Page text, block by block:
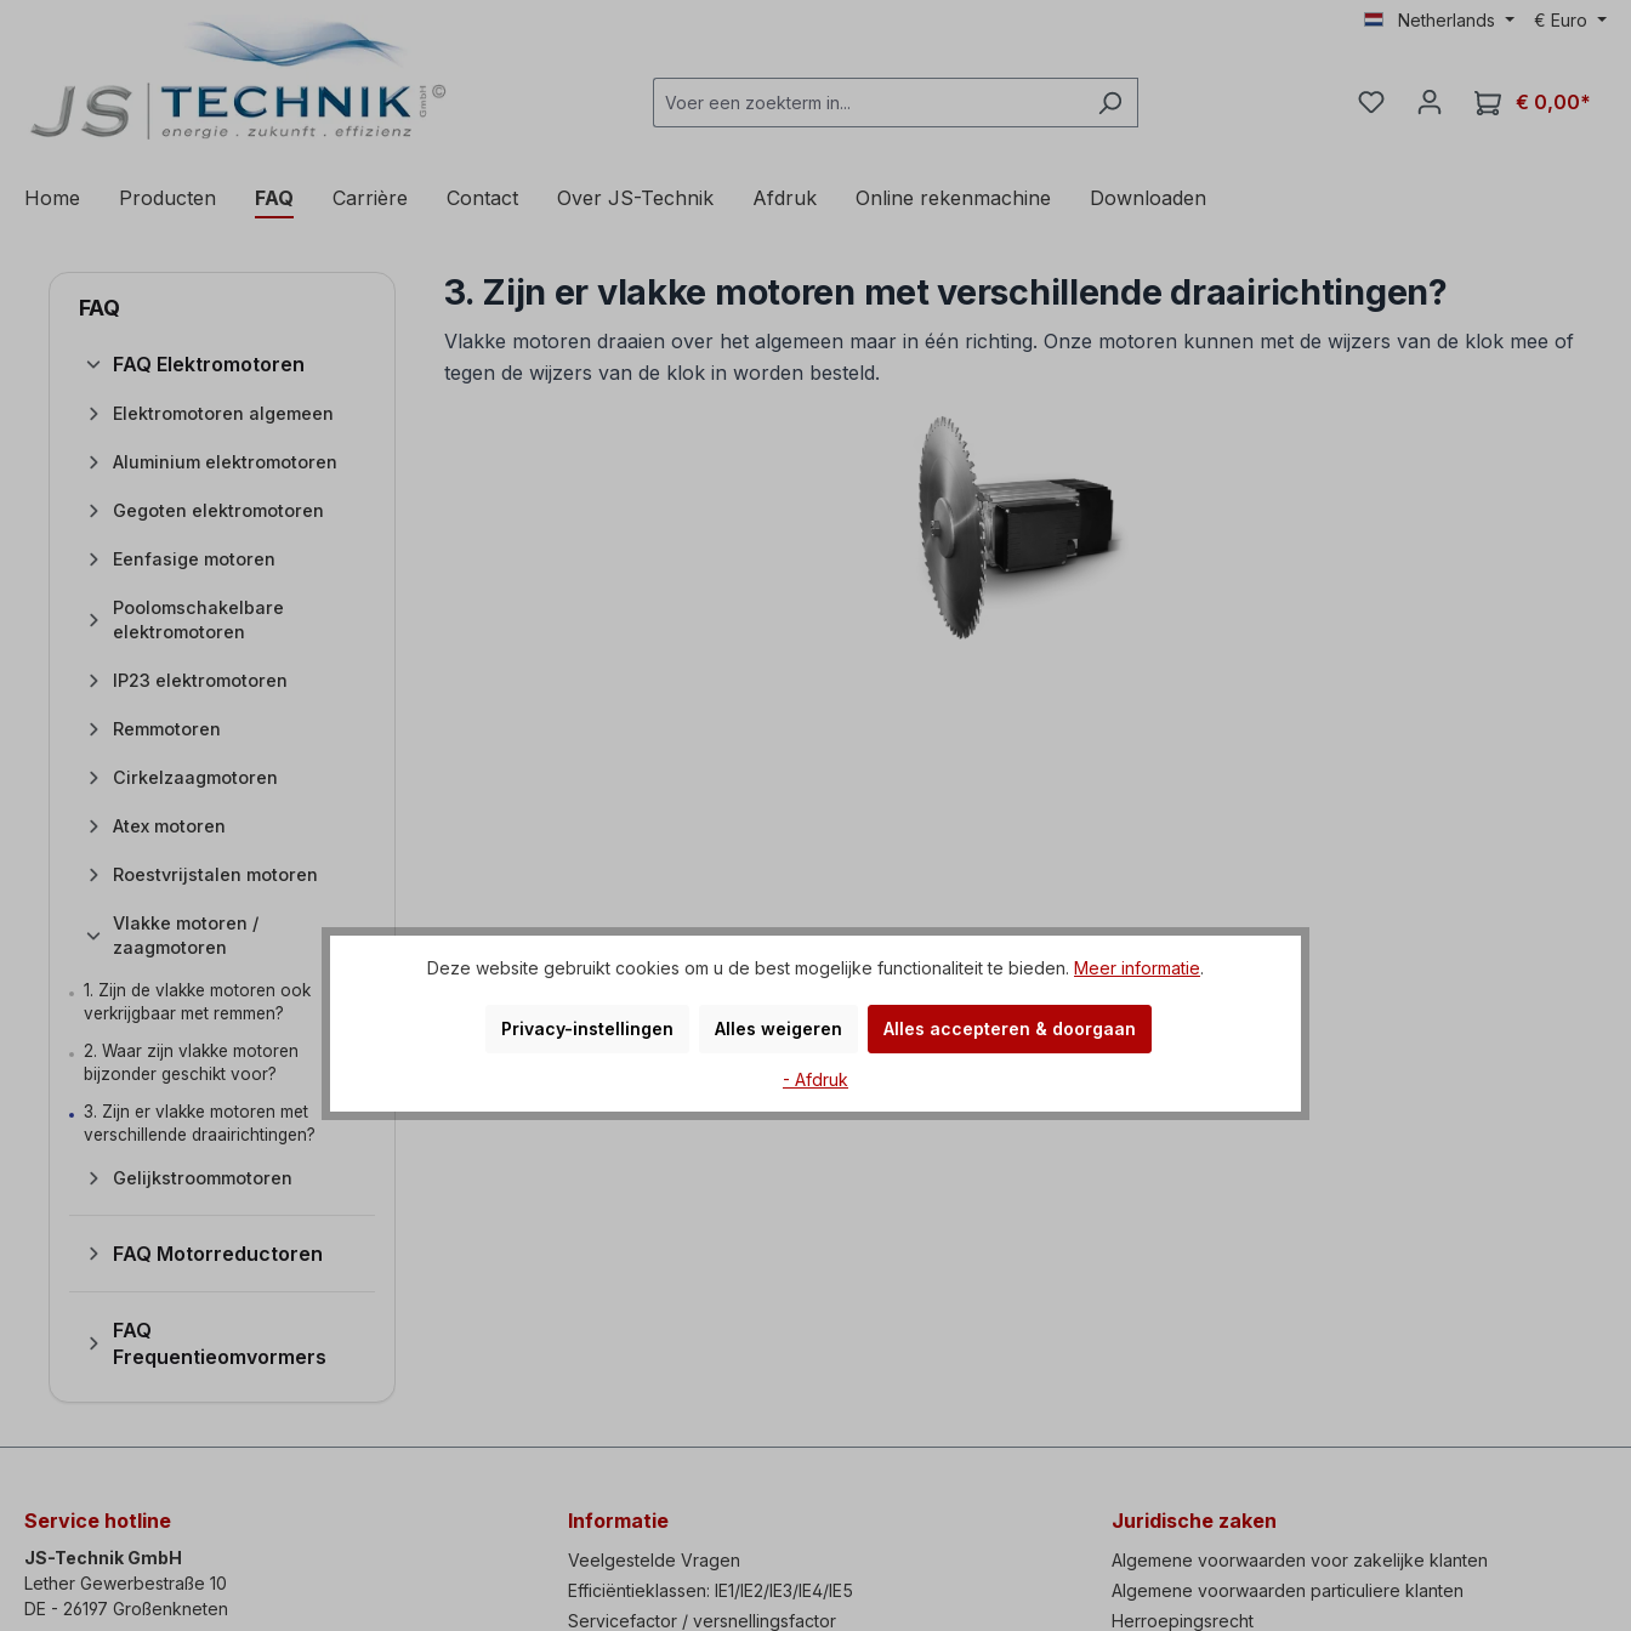
Ga naar de hoofdnavigatie Netherlands € Euro
€ 0,00*
Home Producten FAQ Carrière Contact Over JS-Technik Afdruk Online rekenmachine Downloaden
FAQ
FAQ Elektromotoren
Elektromotoren algemeen
Aluminium elektromotoren
Gegoten elektromotoren
Eenfasige motoren
Poolomschakelbare
elektromotoren
IP23 elektromotoren
Remmotoren
Cirkelzaagmotoren
Atex motoren
Roestvrijstalen motoren
Vlakke motoren /
zaagmotoren
1. Zijn de vlakke motoren ook
verkrijgbaar met remmen?
2. Waar zijn vlakke motoren
bijzonder geschikt voor?
3. Zijn er vlakke motoren met
verschillende draairichtingen?
Gelijkstroommotoren
FAQ Motorreductoren
FAQ
Frequentieomvormers
3. Zijn er vlakke motoren met verschillende draairichtingen?
Vlakke motoren draaien over het algemeen maar in één richting. Onze motoren kunnen met de wijzers van de klok mee of
tegen de wijzers van de klok in worden besteld.
Service hotline
JS-Technik GmbH
Lether Gewerbestraße 10
DE - 26197 Großenkneten
Informatie
Veelgestelde Vragen
Efficiëntieklassen: IE1/IE2/IE3/IE4/IE5
Servicefactor / versnellingsfactor
Juridische zaken
Algemene voorwaarden voor zakelijke klanten
Algemene voorwaarden particuliere klanten
Herroepingsrecht
Deze website gebruikt cookies om u de best mogelijke functionaliteit te bieden. Meer informatie.
Privacy-instellingen Alles weigeren Alles accepteren & doorgaan
- Afdruk